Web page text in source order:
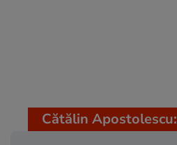
Cătălin Apostolescu: